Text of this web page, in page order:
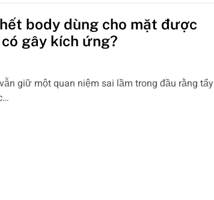
body dùng cho mặt được
gây kích ứng?
giữ một quan niệm sai lầm trong đầu rằng tẩy